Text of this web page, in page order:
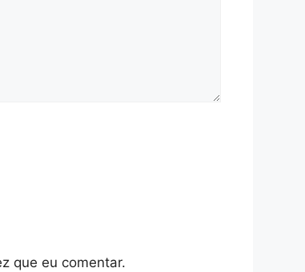
que eu comentar.